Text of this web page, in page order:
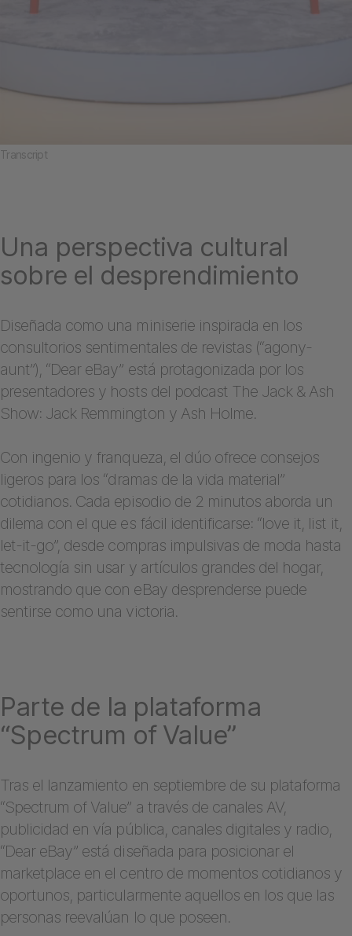
Transcript
Una perspectiva cultural
sobre el desprendimiento
Diseñada como una miniserie inspirada en los
consultorios sentimentales de revistas (“agony-
aunt”), “Dear eBay” está protagonizada por los
presentadores y hosts del podcast The Jack & Ash
Show: Jack Remmington y Ash Holme.
Con ingenio y franqueza, el dúo ofrece consejos
ligeros para los “dramas de la vida material”
cotidianos. Cada episodio de 2 minutos aborda un
dilema con el que es fácil identificarse: “love it, list it,
let-it-go”, desde compras impulsivas de moda hasta
tecnología sin usar y artículos grandes del hogar,
mostrando que con eBay desprenderse puede
sentirse como una victoria.
Parte de la plataforma
“Spectrum of Value”
Tras el lanzamiento en septiembre de su plataforma
“Spectrum of Value” a través de canales AV,
publicidad en vía pública, canales digitales y radio,
“Dear eBay” está diseñada para posicionar el
marketplace en el centro de momentos cotidianos y
oportunos, particularmente aquellos en los que las
personas reevalúan lo que poseen.